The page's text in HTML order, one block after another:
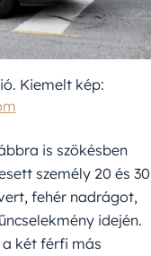
Kiemelt kép:
is szökésben
személy 20 és 30
fehér nadrágot,
idején.
két férfi más